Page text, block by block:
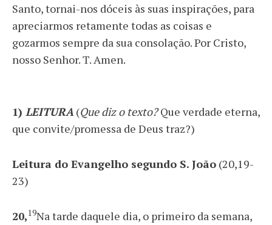
Santo, tornai-nos dóceis às suas inspirações, para
apreciarmos retamente todas as coisas e
gozarmos sempre da sua consolação. Por Cristo,
nosso Senhor. T. Amen.
1) LEITURA(Que diz o texto?Que verdade eterna,
que convite/promessa de Deus traz?)
Leitura do Evangelho segundo S. João (20,19-
23)
20,19Na tarde daquele dia, o primeiro da semana,